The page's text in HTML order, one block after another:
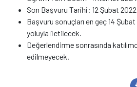
Son Başvuru Tarihi: 12 Şubat
Başvuru sonuçları en geç 14
yoluyla iletilecek.
Değerlendirme sonrasında
edilmeyecek.